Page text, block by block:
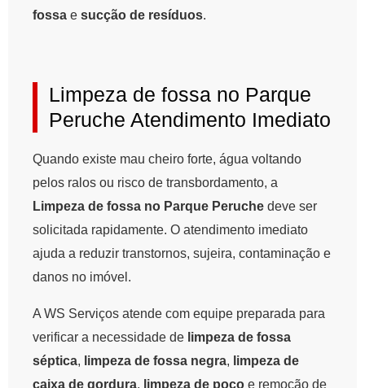
fossa e sucção de resíduos.
Limpeza de fossa no Parque
Peruche Atendimento Imediato
Quando existe mau cheiro forte, água voltando
pelos ralos ou risco de transbordamento, a
Limpeza de fossa no Parque Peruche deve ser
solicitada rapidamente. O atendimento imediato
ajuda a reduzir transtornos, sujeira, contaminação e
danos no imóvel.
A WS Serviços atende com equipe preparada para
verificar a necessidade de limpeza de fossa
séptica, limpeza de fossa negra, limpeza de
caixa de gordura, limpeza de poço e remoção de